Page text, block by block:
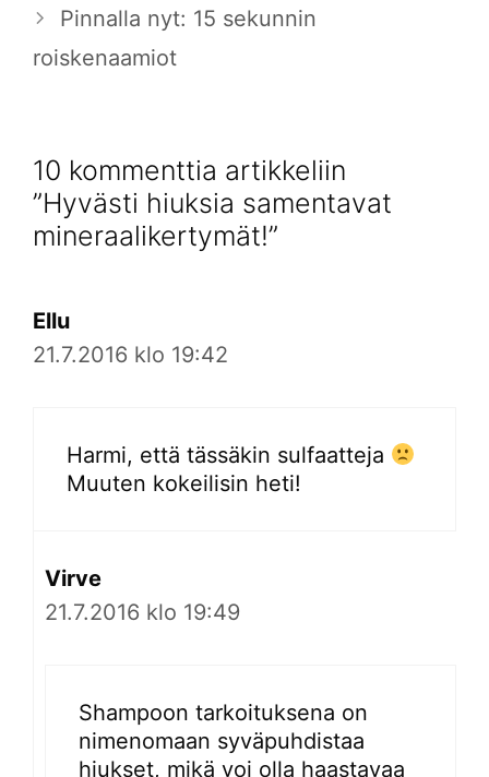
Pinnalla nyt: 15 sekunnin
roiskenaamiot
10 kommenttia artikkeliin
”Hyvästi hiuksia samentavat
mineraalikertymät!”
Ellu
21.7.2016 klo 19:42
Harmi, että tässäkin sulfaatteja
Muuten kokeilisin heti!
Virve
21.7.2016 klo 19:49
Shampoon tarkoituksena on
nimenomaan syväpuhdistaa
hiukset, mikä voi olla haastavaa